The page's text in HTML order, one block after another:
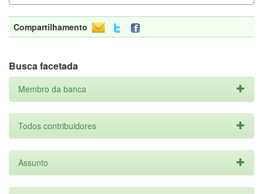
Compartilhamento
Busca facetada
Membro da banca
Todos contribuidores
Assunto